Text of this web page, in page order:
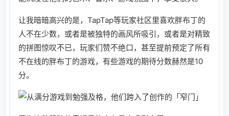
让我暗暗高兴的是，TapTap等玩家社区里喜欢胖布丁的
人不在少数，或者是被独特的画风所吸引，或者是对精致
的拼图惊叹不已，玩家们赞不绝口，甚至提前预定了所有
不在线的胖布丁的游戏，有些游戏的期待分数赫然是10
分。